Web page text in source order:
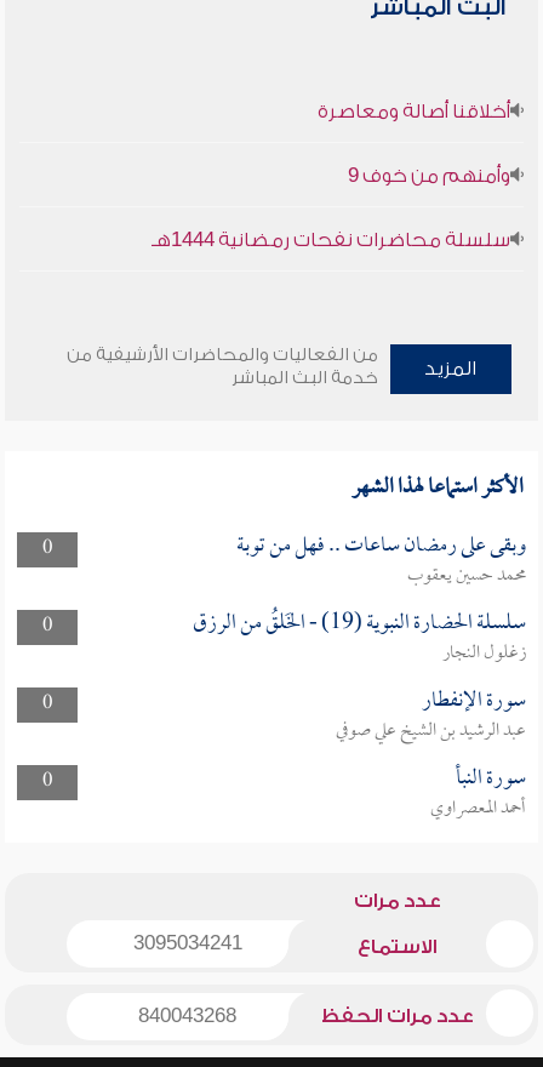
البث المباشر
أخلاقنا أصالة ومعاصرة
وأمنهم من خوف 9
سلسلة محاضرات نفحات رمضانية 1444هـ
المزيد
من الفعاليات والمحاضرات الأرشيفية من
خدمة البث المباشر
الأكثر استماعا لهذا الشهر
0 وبقى على رمضان ساعات .. فهل من توبة
محمد حسين يعقوب
0
سلسلة الحضارة النبوية (19) - الخَلقُ من الرزق
زغلول النجار
0
سورة الإنفطار
عبد الرشيد بن الشيخ علي صوفي
0
سورة النبأ
أحمد المعصراوي
عدد مرات
الاستماع 3095034241
عدد مرات الحفظ 840043268